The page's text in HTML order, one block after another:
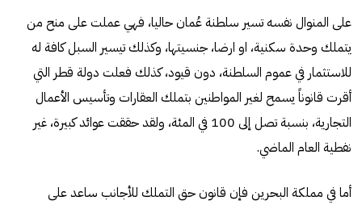
على المنوال نفسه تسير سلطنة عُمان حاليا، فهي عملت على منح من
يتملك وحدة سكنية، او ارضا، جنسيتها، وكذلك تيسير السبل كافة له
للاستثمار في عموم السلطنة، دون قيود، كذلك فعلت دولة قطر التي
أقرت قانوناً يسمح لغير المواطنين بتملك العقارات وتأسيس الأعمال
التجارية، بنسبة تصل إلى 100 في المئة، ولقد حققت عوائد كبيرة، غير
نفطية العام الماضي.
أما في مملكة البحرين فإن قانون حق التملك للأجانب ساعد على